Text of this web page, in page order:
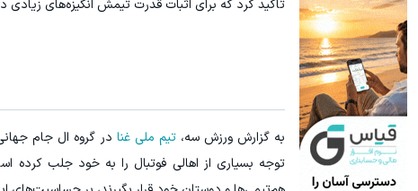
تاکید کرد که برای اثبات قدرت تیمش انگیزه‌های زیادی
به گزارش ورزش سه،تیم ملی غنا
توجه بسیاری از اهالی فوتبال را به خود جلب کرده